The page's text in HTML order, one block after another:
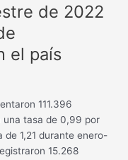
de 2022
el país
111.396
una tasa de 0,99 por
1,21 durante enero-
15.268